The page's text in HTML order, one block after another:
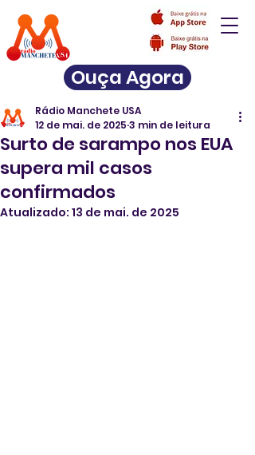
Ouça Agora
Surto de sarampo nos EUA
supera mil casos
confirmados
Rádio Manchete USA
12 de mai. de 2025 3 min de leitura
Atualizado: 13 de mai. de 2025